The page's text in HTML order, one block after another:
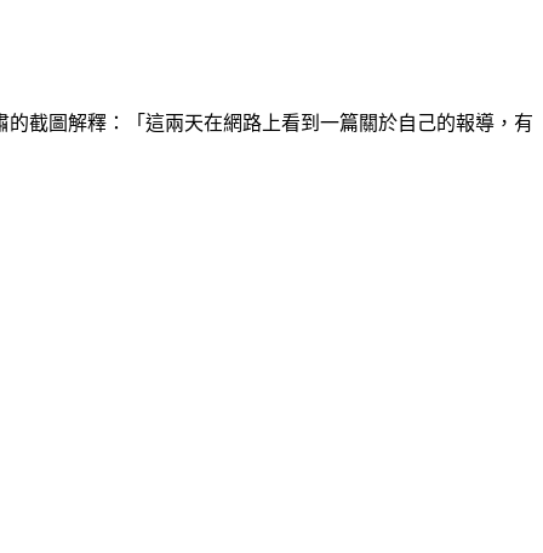
截圖解釋：「這兩天在網路上看到一篇關於自己的報導，有